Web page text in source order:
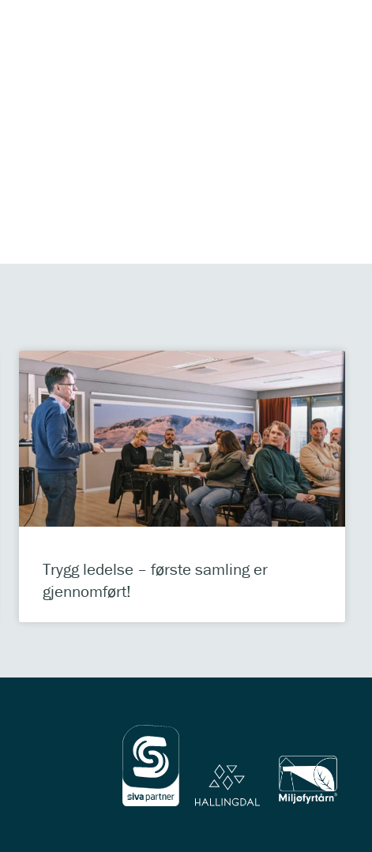
Trygg ledelse – første samling er
gjennomført!